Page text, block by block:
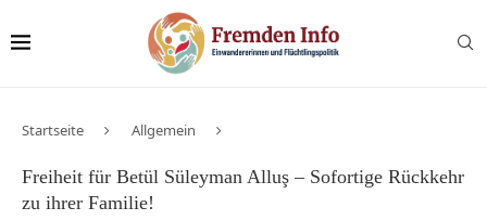
Startseite Allgemein
Freiheit für Betül Süleyman Alluş – Sofortige Rückkehr
zu ihrer Familie!